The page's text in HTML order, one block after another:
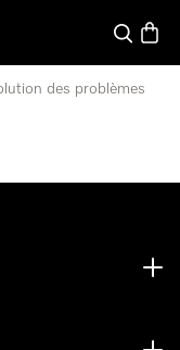
Search
des problèmes